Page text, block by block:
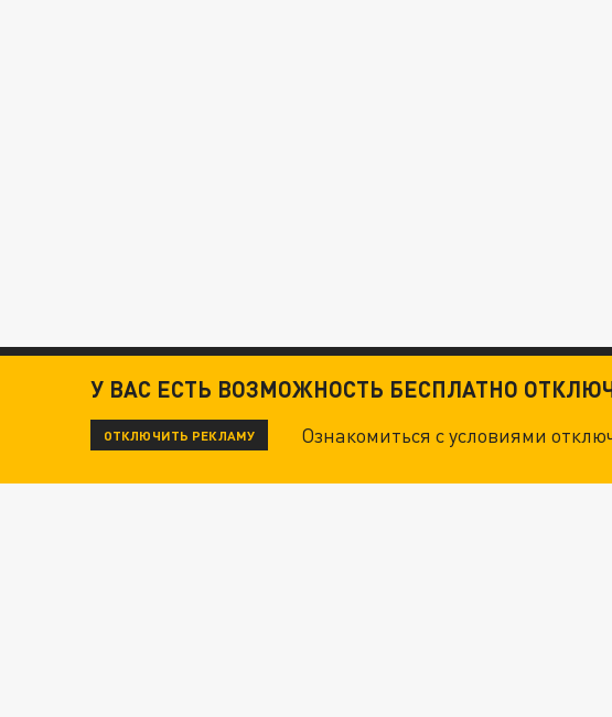
У ВАС ЕСТЬ ВОЗМОЖНОСТЬ БЕСПЛАТНО
ОТКЛЮЧИТЬ РЕКЛАМУ Ознакомиться с условиями